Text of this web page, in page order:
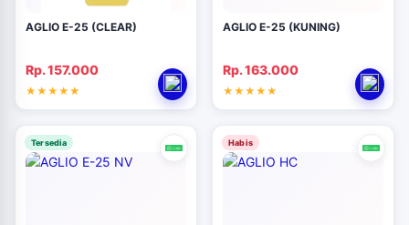
AGLIO E-25 (CLEAR)
Rp. 157.000
AGLIO E-25 (KUNING)
Rp. 163.000
Tersedia Habis